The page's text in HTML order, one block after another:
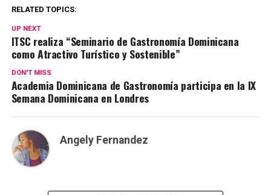
RELATED TOPICS:
UP NEXT
ITSC realiza “Seminario de Gastronomía Dominicana
como Atractivo Turístico y Sostenible”
DON'T MISS
Academia Dominicana de Gastronomía participa en la IX
Semana Dominicana en Londres
Angely Fernandez